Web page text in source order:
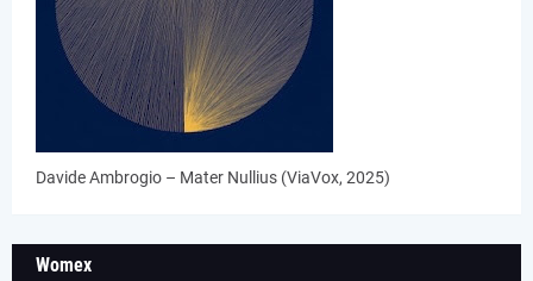
Davide Ambrogio – Mater Nullius (ViaVox, 2025)
Womex